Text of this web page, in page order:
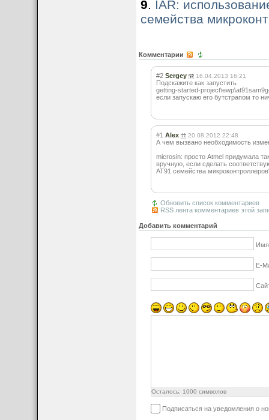
9. IAR:
семейства
Комментарии
#2 Sergey 16.04.2013 16:21
Подскажите как запустить
getting-started-project\ewp\at9
если запускаю его бутстрапом то
#1 Alex 20.08.2012 22:48
А чем вызвано необходимость
microsin: просто Atmel придумала
вручную, если сделать
AT91 семейства микроконтроллер
Обновить список комментариев
RSS лента комментариев этой
Добавить комментарий
Имя
E-
Осталось: 1000 символов
Подписаться на уведомления о